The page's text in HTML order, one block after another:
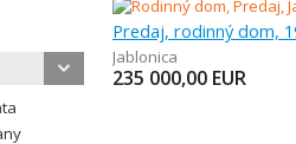
Predaj, rodinný dom,
Jablonica
235 000,00 EUR